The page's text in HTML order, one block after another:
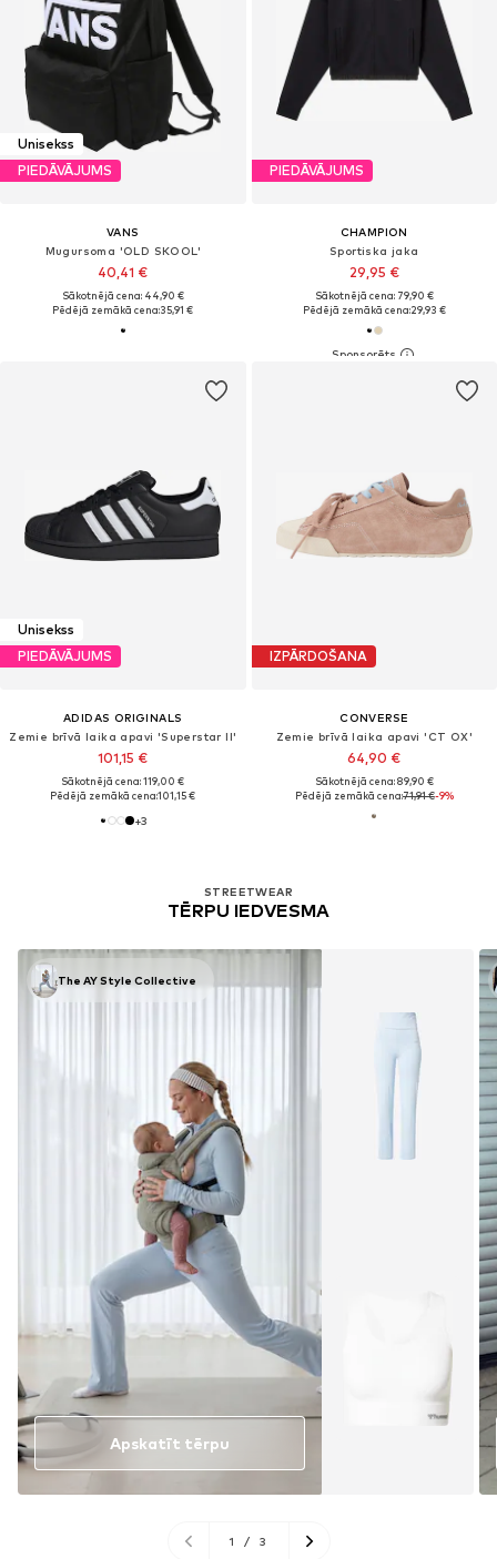
Unisekss
PIEDĀVĀJUMS
VANS
Mugursoma 'OLD SKOOL'
40,41 €
Sākotnējā cena: 44,90 €
Pēdējā zemākā cena:35,91 €
PIEDĀVĀJUMS
CHAMPION
Sportiska jaka
29,95 €
Sākotnējā cena: 79,90 €
Pēdējā zemākā cena:29,93 €
Unisekss
PIEDĀVĀJUMS
ADIDAS ORIGINALS
Zemie brīvā laika apavi 'Superstar II'
101,15 €
Sākotnējā cena: 119,00 €
Pēdējā zemākā cena:101,15 €
+3
STREETWEAR
TĒRPU IEDVESMA
The AY Style Collective
Apskatīt tērpu
1 / 3
IZPĀRDOŠANA
CONVERSE
Zemie brīvā laika apavi 'CT OX'
64,90 €
Sākotnējā cena: 89,90 €
Pēdējā zemākā cena:71,91 €-9%